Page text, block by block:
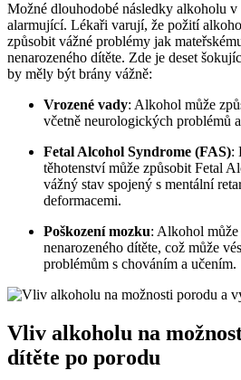
Možné dlouhodobé následky alkoholu
alarmující. Lékaři varují, že požití
způsobit vážné problémy jak
nenarozeného dítěte. Zde je deset
by měly být brány vážně:
Vrozené vady: Alkohol může
včetně neurologických problémů
Fetal Alcohol Syndrome (FAS):
těhotenství může způsobit Fetal
vážný stav spojený s mentální
deformacemi.
Poškození mozku: Alkohol
nenarozeného dítěte, což může
problémům s chováním a učením.
Vliv alkoholu na
dítěte po porodu